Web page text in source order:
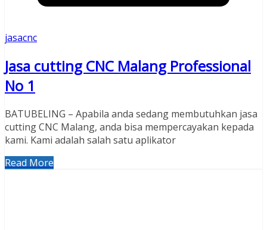
jasacnc
Jasa cutting CNC Malang Professional
No 1
BATUBELING – Apabila anda sedang membutuhkan jasa
cutting CNC Malang, anda bisa mempercayakan kepada
kami. Kami adalah salah satu aplikator
Read More